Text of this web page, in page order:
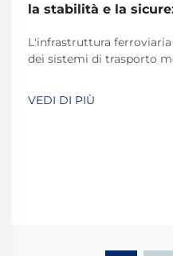
la stabilità e la
L'infrastruttura
dei sistemi di trasporto
mantenere la sicurezza e
questi componenti
VEDI DI PIÙ